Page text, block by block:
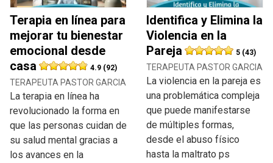
Terapia en línea para
mejorar tu bienestar
emocional desde
casa
4.9 (92)
TERAPEUTA PASTOR GARCIA
La terapia en línea ha
revolucionado la forma en
que las personas cuidan de
su salud mental gracias a
los avances en la
Identifica y Elimina la
Violencia en la
Pareja
5 (43)
TERAPEUTA PASTOR GARCIA
La violencia en la pareja es
una problemática compleja
que puede manifestarse
de múltiples formas,
desde el abuso físico
hasta la maltrato ps